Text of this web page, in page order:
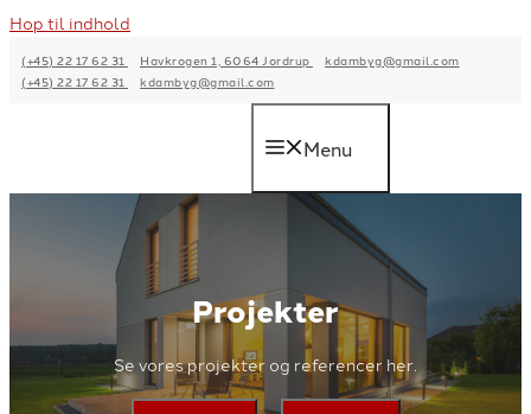
Hop til indhold
(+45) 22 17 62 31 Havkrogen 1, 6064 Jordrup
kdambyg@gmail.com
(+45) 22 17 62 31
kdambyg@gmail.com
Menu
Projekter
Se vores projekter og referencer her.